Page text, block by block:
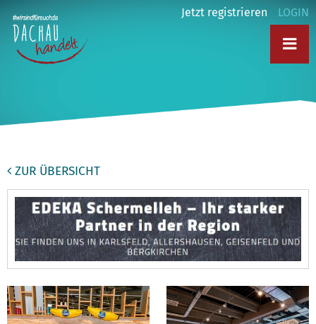
Jetzt registrieren LOGIN
ZUR ÜBERSICHT